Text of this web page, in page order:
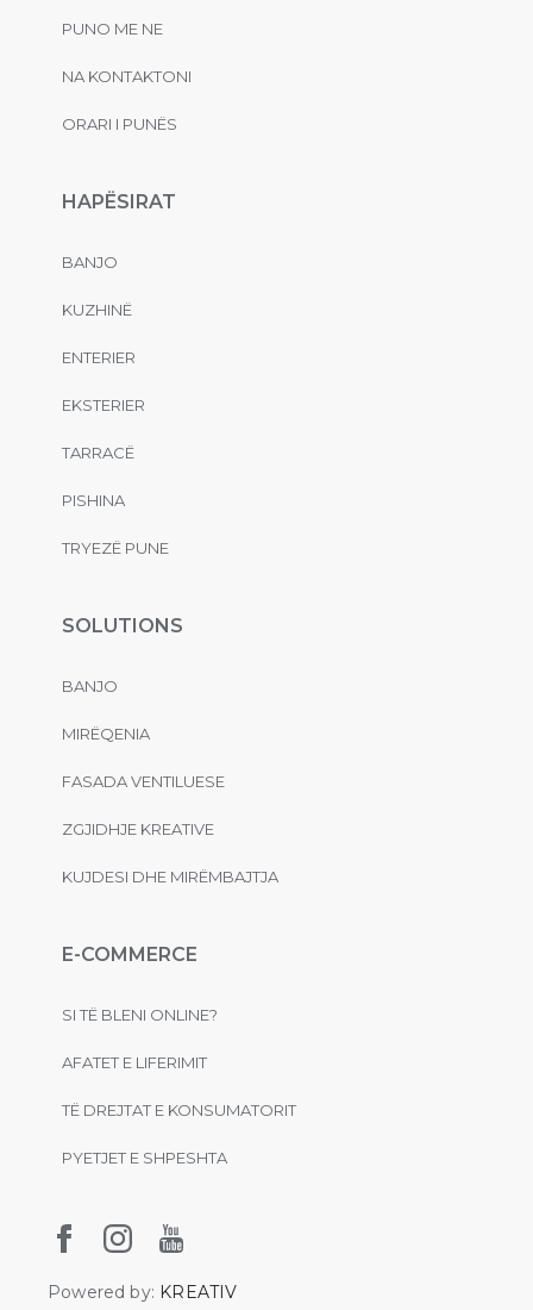
PUNO ME NE
NA KONTAKTONI
ORARI I PUNËS
HAPËSIRAT
BANJO
KUZHINË
ENTERIER
EKSTERIER
TARRACË
PISHINA
TRYEZË PUNE
SOLUTIONS
BANJO
MIRËQENIA
FASADA VENTILUESE
ZGJIDHJE KREATIVE
KUJDESI DHE MIRËMBAJTJA
E-COMMERCE
SI TË BLENI ONLINE?
AFATET E LIFERIMIT
TË DREJTAT E KONSUMATORIT
PYETJET E SHPESHTA
Powered by: KREATIV